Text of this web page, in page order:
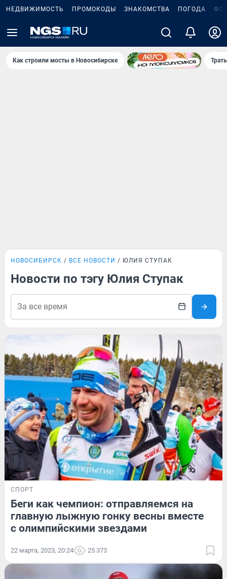
НЕДВИЖИМОСТЬ ПРОМОКОДЫ ЗНАКОМСТВА ПОГОДА
Как строили мосты в Новосибирске
НОВОСИБИРСК ВСЕ НОВОСТИ ЮЛИЯ СТУПАК
Новости по тэгу Юлия Ступак
СПОРТ
Беги как чемпион: отправляемся на
главную лыжную гонку весны вместе
с олимпийскими звездами
22 марта, 2023, 20:24 25 373